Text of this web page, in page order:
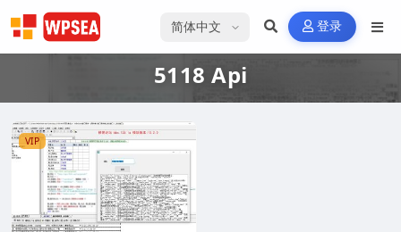
选择语言 登录
5118 Api
VIP